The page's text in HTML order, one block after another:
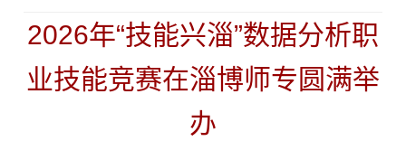
2026年“技能兴淄”数据分析职
业技能竞赛在淄博师专圆满举
办